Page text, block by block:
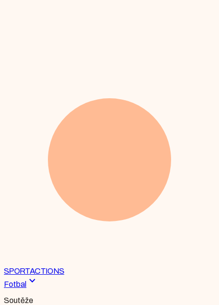
SPORTACTIONS
Fotbal expand_more
Soutěže